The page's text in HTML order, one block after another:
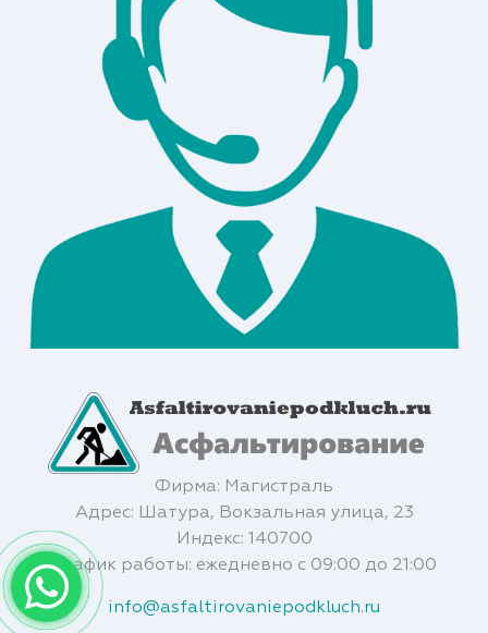
Фирма: Магистраль
Адрес: Шатура, Вокзальная улица, 23
Индекс: 140700
График работы: ежедневно с 09:00 до 21:00
info@asfaltirovaniepodkluch.ru